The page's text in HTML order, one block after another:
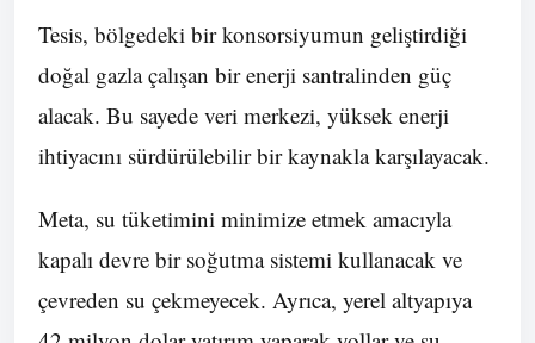
Tesis, bölgedeki bir konsorsiyumun geliştirdiği
doğal gazla çalışan bir enerji santralinden güç
alacak. Bu sayede veri merkezi, yüksek enerji
ihtiyacını sürdürülebilir bir kaynakla karşılayacak.
Meta, su tüketimini minimize etmek amacıyla
kapalı devre bir soğutma sistemi kullanacak ve
çevreden su çekmeyecek. Ayrıca, yerel altyapıya